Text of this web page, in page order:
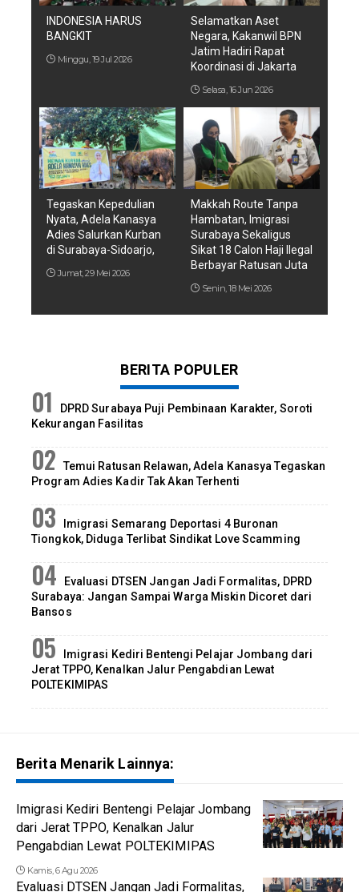
INDONESIA HARUS
BANGKIT
Minggu, 19 Jul 2026
Selamatkan Aset
Negara, Kakanwil BPN
Jatim Hadiri Rapat
Koordinasi di Jakarta
Selasa, 16 Jun 2026
Tegaskan Kepedulian
Nyata, Adela Kanasya
Adies Salurkan Kurban
di Surabaya-Sidoarjo,
Jumat, 29 Mei 2026
Makkah Route Tanpa
Hambatan, Imigrasi
Surabaya Sekaligus
Sikat 18 Calon Haji Ilegal
Berbayar Ratusan Juta
Senin, 18 Mei 2026
BERITA POPULER
DPRD Surabaya Puji Pembinaan Karakter, Soroti
Kekurangan Fasilitas
Temui Ratusan Relawan, Adela Kanasya Tegaskan
Program Adies Kadir Tak Akan Terhenti
Imigrasi Semarang Deportasi 4 Buronan
Tiongkok, Diduga Terlibat Sindikat Love Scamming
Evaluasi DTSEN Jangan Jadi Formalitas, DPRD
Surabaya: Jangan Sampai Warga Miskin Dicoret dari
Bansos
Imigrasi Kediri Bentengi Pelajar Jombang dari
Jerat TPPO, Kenalkan Jalur Pengabdian Lewat
POLTEKIMIPAS
Berita Menarik Lainnya:
Imigrasi Kediri Bentengi Pelajar Jombang
dari Jerat TPPO, Kenalkan Jalur
Pengabdian Lewat POLTEKIMIPAS
Kamis, 6 Agu 2026
Evaluasi DTSEN Jangan Jadi Formalitas,